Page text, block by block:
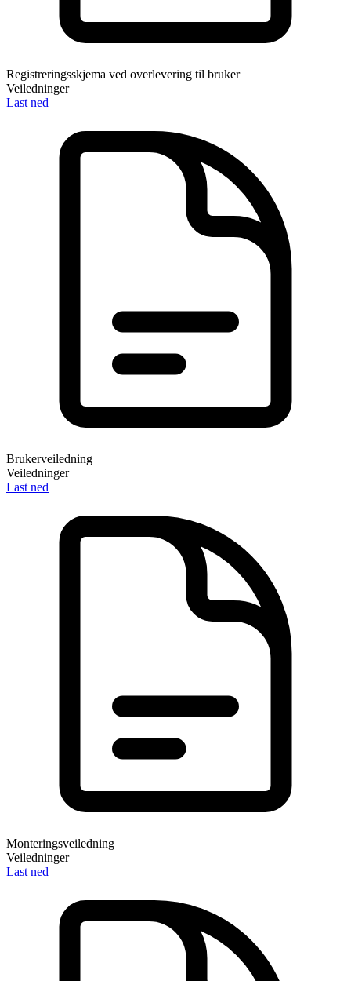
Registreringsskjema ved overlevering til bruker
Veiledninger
Last ned
Brukerveiledning
Veiledninger
Last ned
Monteringsveiledning
Veiledninger
Last ned